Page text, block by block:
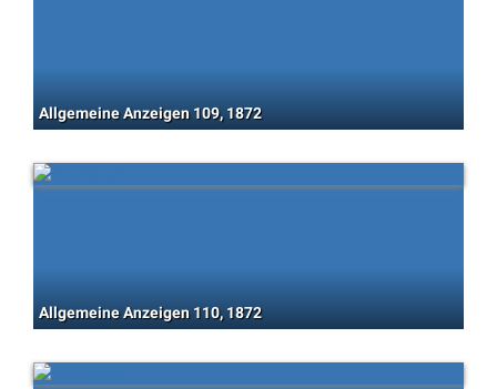
Allgemeine Anzeigen 109, 1872
Allgemeine Anzeigen 110, 1872